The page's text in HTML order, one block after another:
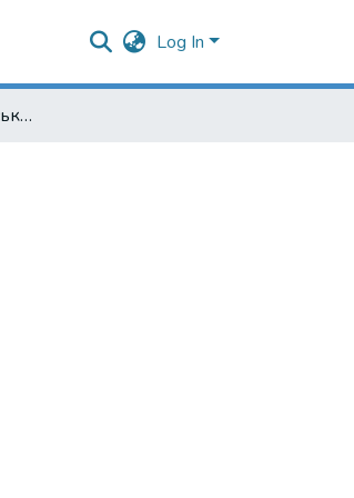
Log In
Забута особистість руської історії